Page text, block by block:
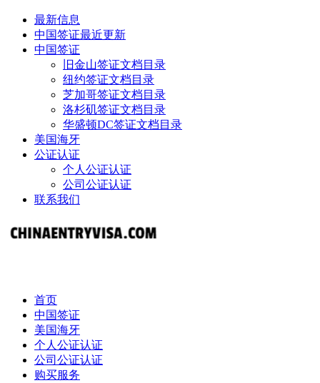
最新信息
中国签证最近更新
中国签证
旧金山签证文档目录
纽约签证文档目录
芝加哥签证文档目录
洛杉矶签证文档目录
华盛顿DC签证文档目录
美国海牙
公证认证
个人公证认证
公司公证认证
联系我们
首页
中国签证
美国海牙
个人公证认证
公司公证认证
购买服务